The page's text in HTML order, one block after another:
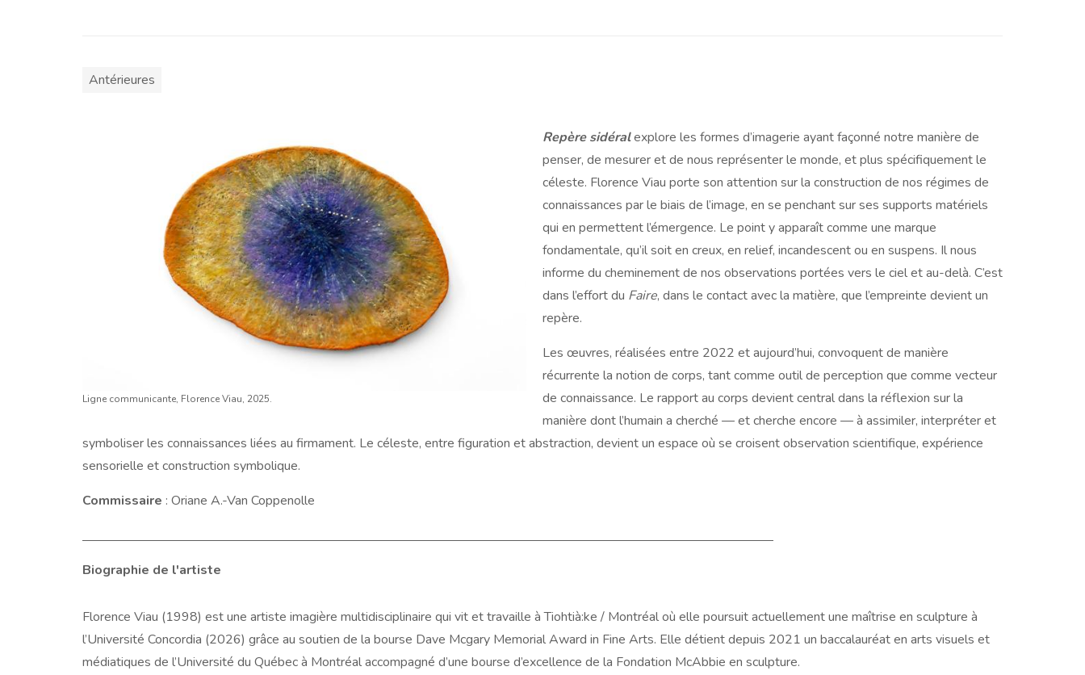
Antérieures
Ligne communicante, Florence Viau, 2025.
Repère sidéralexplore les formes d’imagerie ayant façonné notre manière de
penser, de mesurer et de nous représenter le monde, et plus spécifiquement le
céleste. Florence Viau porte son attention sur la construction de nos régimes de
connaissances par le biais de l’image, en se penchant sur ses supports matériels
qui en permettent l’émergence. Le point y apparaît comme une marque
fondamentale, qu’il soit en creux, en relief, incandescent ou en suspens. Il nous
informe du cheminement de nos observations portées vers le ciel et au-delà. C’est
dans l’effort du Faire, dans le contact avec la matière, que l’empreinte devient un
repère.
Les œuvres, réalisées entre 2022 et aujourd’hui, convoquent de manière
récurrente la notion de corps, tant comme outil de perception que comme vecteur
de connaissance. Le rapport au corps devient central dans la réflexion sur la
manière dont l’humain a cherché — et cherche encore — à assimiler, interpréter et
symboliser les connaissances liées au firmament. Le céleste, entre figuration et abstraction, devient un espace où se croisent observation scientifique, expérience
sensorielle et construction symbolique.
Commissaire : Oriane A.-Van Coppenolle
Biographie de l'artiste
Florence Viau (1998) est une artiste imagière multidisciplinaire qui vit et travaille à Tiohtià:ke / Montréal où elle poursuit actuellement une maîtrise en sculpture à
l’Université Concordia (2026) grâce au soutien de la bourse Dave Mcgary Memorial Award in Fine Arts. Elle détient depuis 2021 un baccalauréat en arts visuels et
médiatiques de l’Université du Québec à Montréal accompagné d’une bourse d’excellence de la Fondation McAbbie en sculpture.